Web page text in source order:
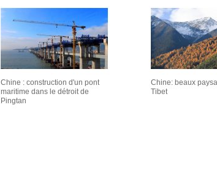
Chine : construction d'un pont
maritime dans le détroit de
Pingtan
Chine: beaux
Tibet